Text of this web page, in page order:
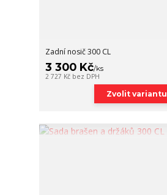
Zadní nosič 300 CL
3 300 Kč/ks
2 727 Kč bez DPH
Zvolit variantu